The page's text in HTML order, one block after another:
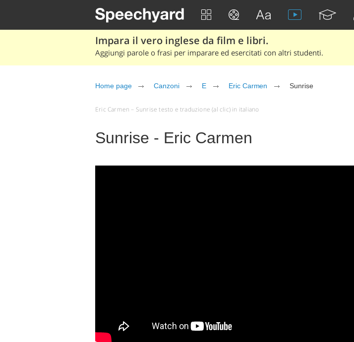
Impara il vero inglese da film e libri.
Aggiungi parole o frasi per imparare ed esercitati con altri studenti.
Home page Canzoni E Eric Carmen Sunrise
Eric Carmen – Sunrise testo e traduzione (al clic) in italiano
Sunrise - Eric Carmen